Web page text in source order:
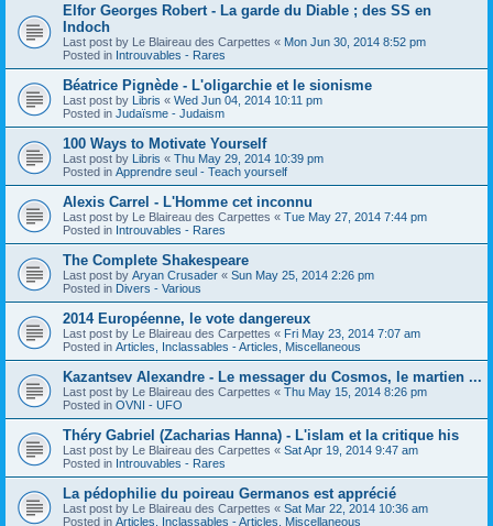
Elfor Georges Robert - La garde du Diable ; des SS en
Indoch
Last post by Le Blaireau des Carpettes « Mon Jun 30, 2014 8:52 pm
Posted in Introuvables - Rares
Béatrice Pignède - L'oligarchie et le sionisme
Last post by Libris « Wed Jun 04, 2014 10:11 pm
Posted in Judaïsme - Judaism
100 Ways to Motivate Yourself
Last post by Libris « Thu May 29, 2014 10:39 pm
Posted in Apprendre seul - Teach yourself
Alexis Carrel - L'Homme cet inconnu
Last post by Le Blaireau des Carpettes « Tue May 27, 2014 7:44 pm
Posted in Introuvables - Rares
The Complete Shakespeare
Last post by Aryan Crusader « Sun May 25, 2014 2:26 pm
Posted in Divers - Various
2014 Européenne, le vote dangereux
Last post by Le Blaireau des Carpettes « Fri May 23, 2014 7:07 am
Posted in Articles, Inclassables - Articles, Miscellaneous
Kazantsev Alexandre - Le messager du Cosmos, le martien ...
Last post by Le Blaireau des Carpettes « Thu May 15, 2014 8:26 pm
Posted in OVNI - UFO
Théry Gabriel (Zacharias Hanna) - L'islam et la critique his
Last post by Le Blaireau des Carpettes « Sat Apr 19, 2014 9:47 am
Posted in Introuvables - Rares
La pédophilie du poireau Germanos est apprécié
Last post by Le Blaireau des Carpettes « Sat Mar 22, 2014 10:36 am
Posted in Articles, Inclassables - Articles, Miscellaneous